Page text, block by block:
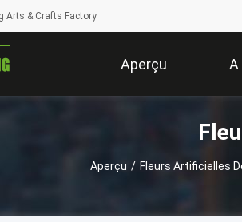
Arts & Crafts Factory
Aperçu A
Aperçu / Fleurs Artificielles